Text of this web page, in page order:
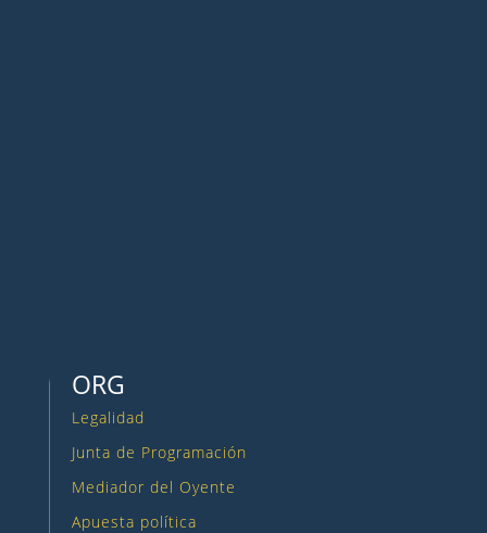
ORG
Legalidad
Junta de Programación
Mediador del Oyente
Apuesta política